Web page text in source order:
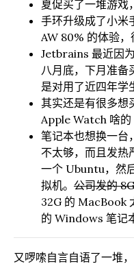
夏促买了一堆游戏
手环升级成了小米
AW 80% 的体验，
Jetbrains 最近因
八月底，下月准
是对用了近四年学
其实还是有很多想
Apple Watch 啥的
笔记本也想换一台
不太够，而且发热
一个 Ubuntu，然
拟机。 公司发的
32G 的 MacBook
的 Windows 笔记
又啰嗦自言自语了一堆